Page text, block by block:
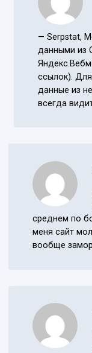
— Serpstat,
данными из
ссылок).
данные из
всегда
среднем по
меня сайт
вообще